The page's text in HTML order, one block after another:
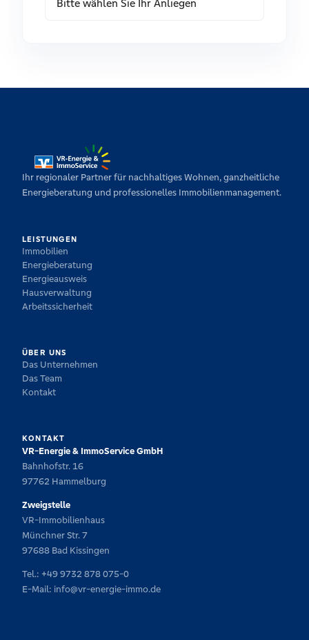
Ihr regionaler Partner für nachhaltiges Wohnen, ganzheitliche
Energieberatung und professionelles Immobilienmanagement.
LEISTUNGEN
Immobilien
Energieberatung
Energieausweis
Hausverwaltung
Arbeitssicherheit
ÜBER UNS
Das Unternehmen
Das Team
Kontakt
KONTAKT
VR-Energie & ImmoService GmbH
Bahnhofstr. 16
97762 Hammelburg
Zweigstelle
VR-Immobilienhaus
Münchner Str. 7
97688 Bad Kissingen
Tel.: +49 9732 878 075-0
E-Mail: info@vr-energie-immo.de